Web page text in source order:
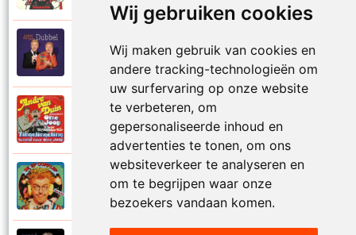
Wij gebruiken cookies
Wij maken gebruik van cookies en
andere tracking-technologieën om
uw surfervaring op onze website
te verbeteren, om
gepersonaliseerde inhoud en
advertenties te tonen, om ons
websiteverkeer te analyseren en
om te begrijpen waar onze
bezoekers vandaan komen.
Andre Van Duin
Schijt maar in me pannetje
Andre Van Duin
Schrijf naar ome Joop
Andre Van Duin en Frans Van Dusschoten